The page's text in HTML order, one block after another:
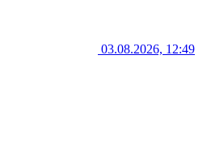
03.08.2026, 12:49